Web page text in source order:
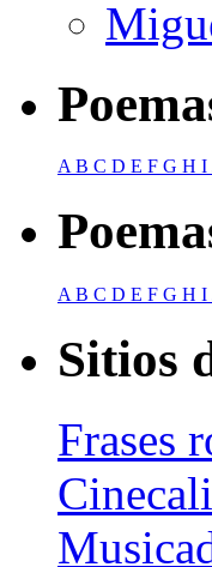
AB C D E F G H I
A B C D E F G H I
Sitios
Frases